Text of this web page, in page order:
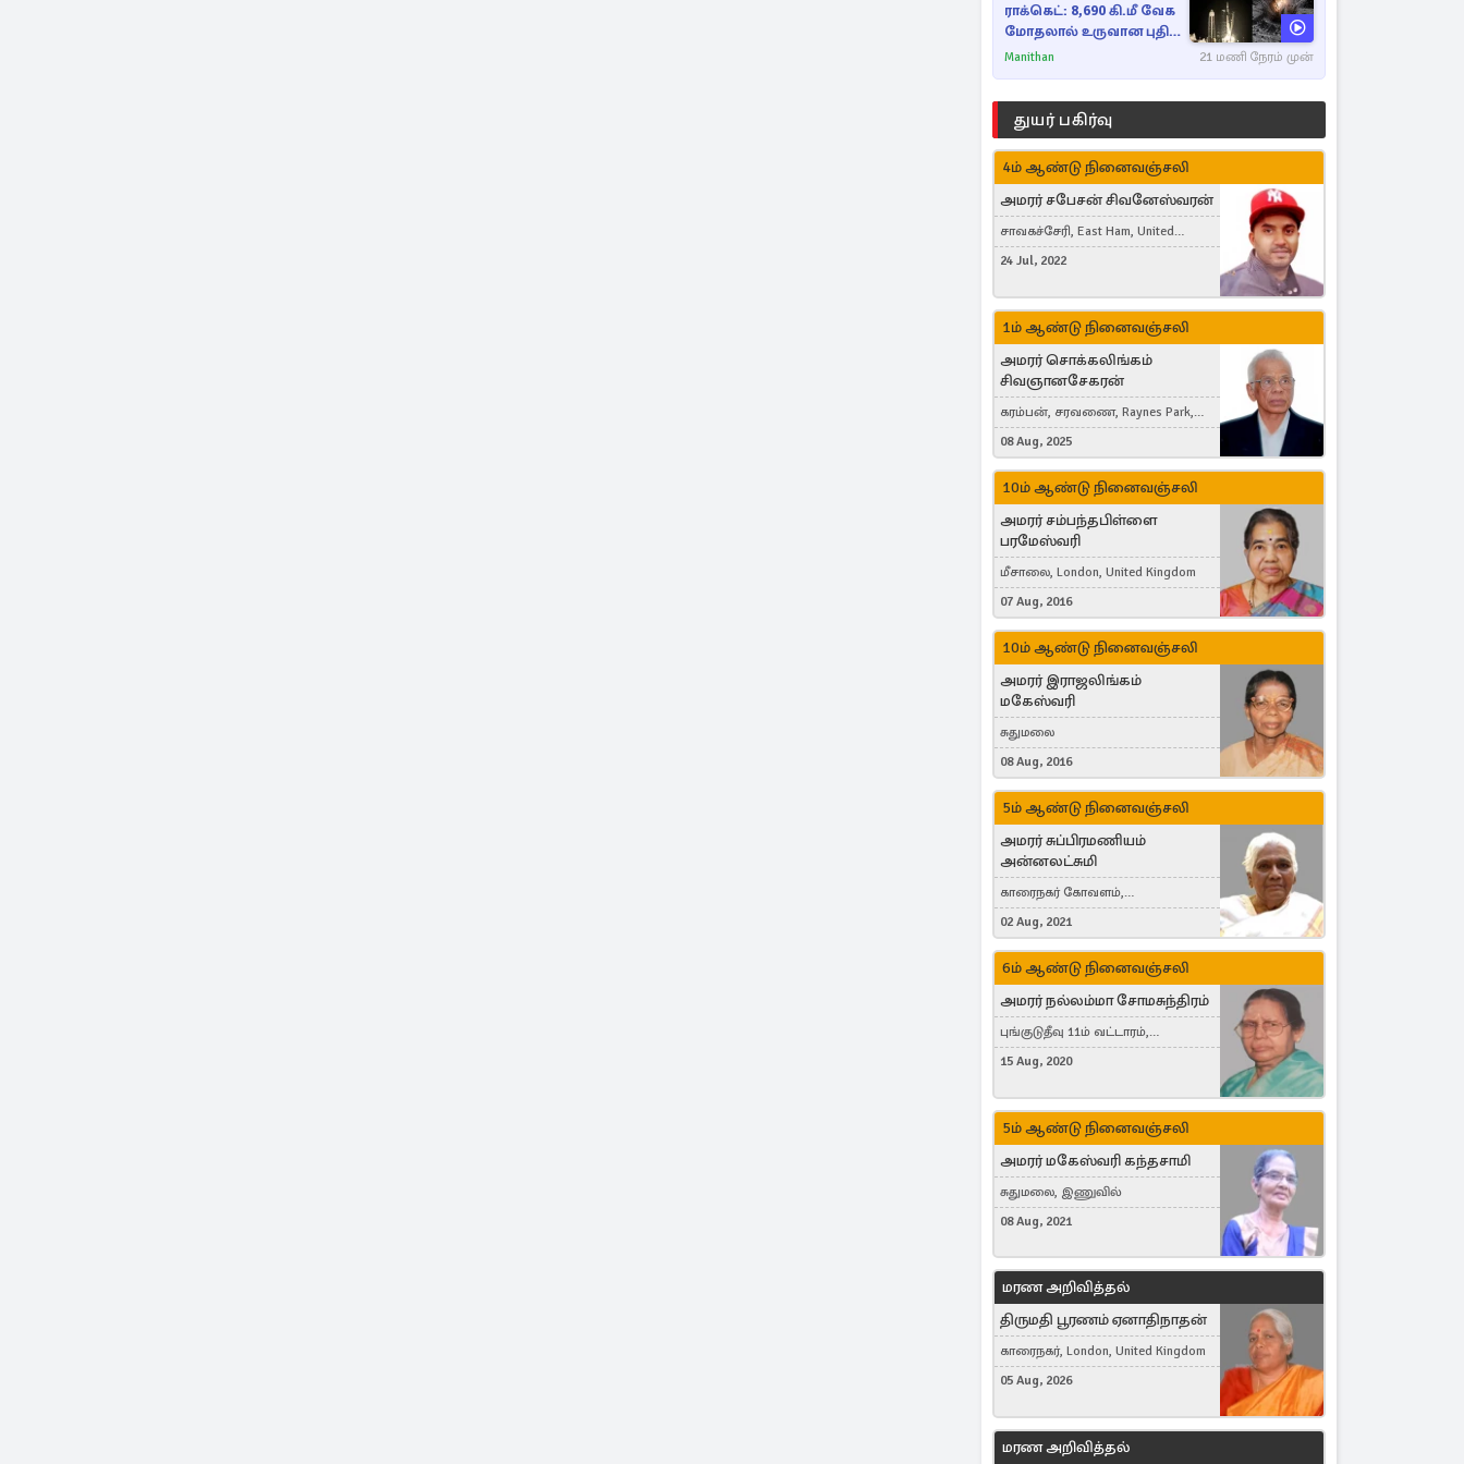
ராக்கெட்: 8,690 கி.மீ வேக
மோதலால் உருவான புதிய
பள்ளம்!
Manithan 21 மணி நேரம் முன்
துயர் பகிர்வு
4ம் ஆண்டு நினைவஞ்சலி
அமரர் சபேசன் சிவனேஸ்வரன்
சாவகச்சேரி, East Ham, United
Kingdom
24 Jul, 2022
1ம் ஆண்டு நினைவஞ்சலி
அமரர் சொக்கலிங்கம்
சிவஞானசேகரன்
கரம்பன், சரவணை, Raynes Park,
London, United Kingdom
08 Aug, 2025
10ம் ஆண்டு நினைவஞ்சலி
அமரர் சம்பந்தபிள்ளை
பரமேஸ்வரி
மீசாலை, London, United Kingdom
07 Aug, 2016
10ம் ஆண்டு நினைவஞ்சலி
அமரர் இராஜலிங்கம்
மகேஸ்வரி
சுதுமலை
08 Aug, 2016
5ம் ஆண்டு நினைவஞ்சலி
அமரர் சுப்பிரமணியம்
அன்னலட்சுமி
காரைநகர் கோவளம்,
வெள்ளவத்தை
02 Aug, 2021
6ம் ஆண்டு நினைவஞ்சலி
அமரர் நல்லம்மா சோமசுந்திரம்
புங்குடுதீவு 11ம் வட்டாரம்,
கொட்டாஞ்சேனை
15 Aug, 2020
5ம் ஆண்டு நினைவஞ்சலி
அமரர் மகேஸ்வரி கந்தசாமி
சுதுமலை, இணுவில்
08 Aug, 2021
மரண அறிவித்தல்
திருமதி பூரணம் ஏனாதிநாதன்
காரைநகர், London, United Kingdom
05 Aug, 2026
மரண அறிவித்தல்